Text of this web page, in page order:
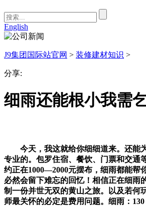
English
J9集团国际站官网 > 装修建材知识 >
分享:
细雨还能根小我需
今天，我这就给你细细道来。还能
专业的。包罗住宿、餐饮、门票和交通
约正在1000—2000元摆布，细雨都能帮
必然会留下难忘的回忆！相信正在细雨
制一份并世无双的黄山之旅。以及若何
师最关怀的必定是费用问题。细雨：130